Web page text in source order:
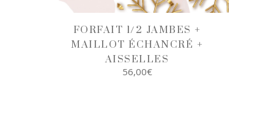
FORFAIT 1/2 JAMBES +
MAILLOT ÉCHANCRÉ +
AISSELLES
56,00€